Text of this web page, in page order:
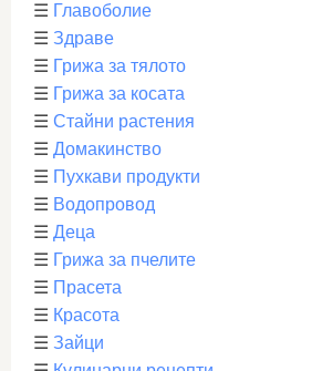
☰ Главоболие
☰ Здраве
☰ Грижа за тялото
☰ Грижа за косата
☰ Стайни растения
☰ Домакинство
☰ Пухкави продукти
☰ Водопровод
☰ Деца
☰ Грижа за пчелите
☰ Прасета
☰ Красота
☰ Зайци